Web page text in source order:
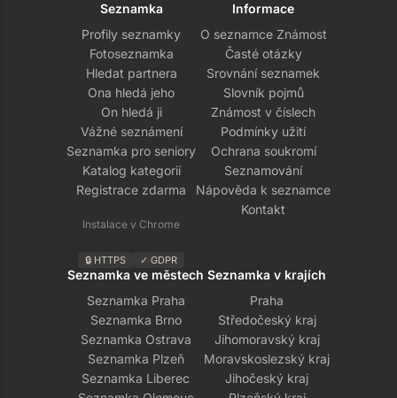
Seznamka
Profily seznamky
Fotoseznamka
Hledat partnera
Ona hledá jeho
On hledá ji
Vážné seznámení
Seznamka pro seniory
Katalog kategorií
Registrace zdarma
Instalace v Chrome
🔒 HTTPS ✓ GDPR
Informace
O seznamce Známost
Časté otázky
Srovnání seznamek
Slovník pojmů
Známost v číslech
Podmínky užití
Ochrana soukromí
Seznamování
Nápověda k seznamce
Kontakt
Seznamka ve městech
Seznamka Praha
Seznamka Brno
Seznamka Ostrava
Seznamka Plzeň
Seznamka Liberec
Seznamka v krajích
Praha
Středočeský kraj
Jihomoravský kraj
Moravskoslezský kraj
Jihočeský kraj